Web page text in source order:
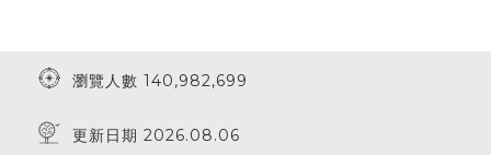
瀏覽人數 140,982,699
更新日期 2026.08.06